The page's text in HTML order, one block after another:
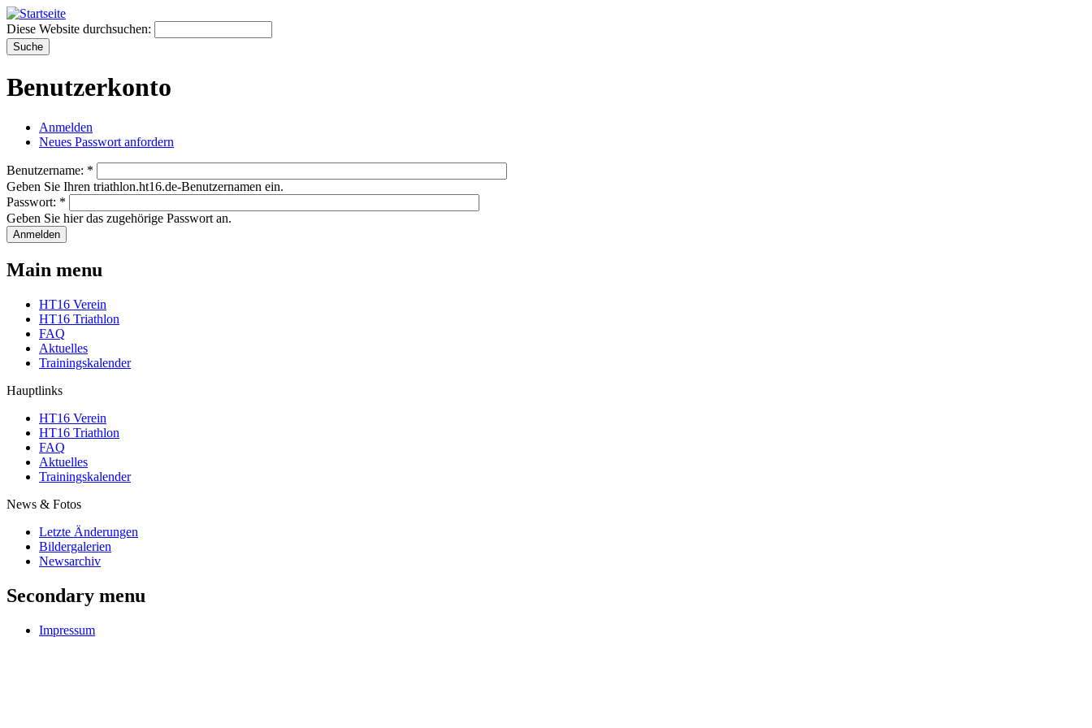
Diese Website durchsuchen:
Benutzerkonto
Anmelden
Neues Passwort anfordern
Benutzername: *
Geben Sie Ihren triathlon.ht16.de-Benutzernamen ein.
Passwort: *
Geben Sie hier das zugehörige Passwort an.
Main menu
HT16 Verein
HT16 Triathlon
FAQ
Aktuelles
Trainingskalender
Hauptlinks
HT16 Verein
HT16 Triathlon
FAQ
Aktuelles
Trainingskalender
News & Fotos
Letzte Änderungen
Bildergalerien
Newsarchiv
Secondary menu
Impressum